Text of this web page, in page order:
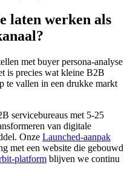
laten werken als
met buyer persona-analyse
is precies wat kleine B2B
te vallen in een drukke markt
servicebureaus met 5-25
van digitale
Onze Launched-aanpak
met een website die gebouwd
platform blijven we continu